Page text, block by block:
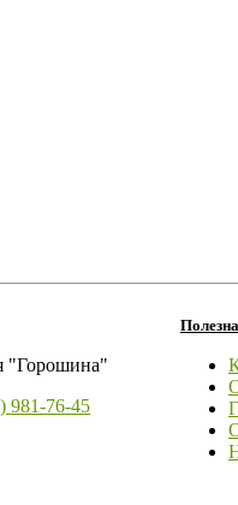
"Горошина"
981-76-45